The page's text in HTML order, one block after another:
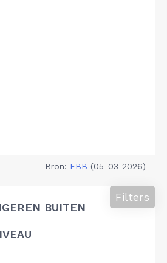
Bron: EBB (05-03-2026)
BUITEN
Filters